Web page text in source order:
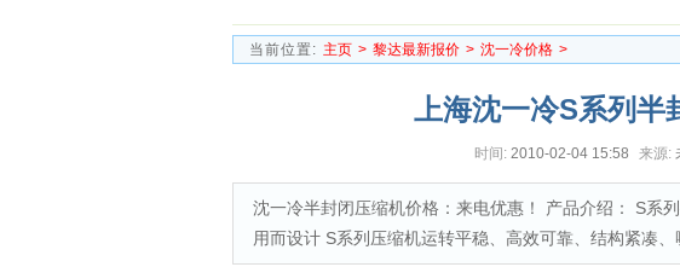
当前位置: 主页 > 黎达最新报价 > 沈一冷价格 >
上海沈一冷S系列半
时间: 2010-02-04 15:58 来源:
沈一冷半封闭压缩机价格：来电优惠！ 产品介绍： S系
用而设计 S系列压缩机运转平稳、高效可靠、结构紧凑